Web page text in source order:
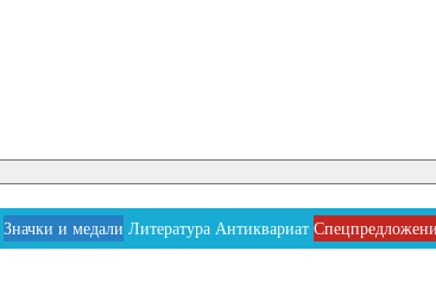
Значки и медали Литература Антиквариат